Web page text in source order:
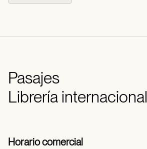
Pasajes
Librería internacional
Horario comercial